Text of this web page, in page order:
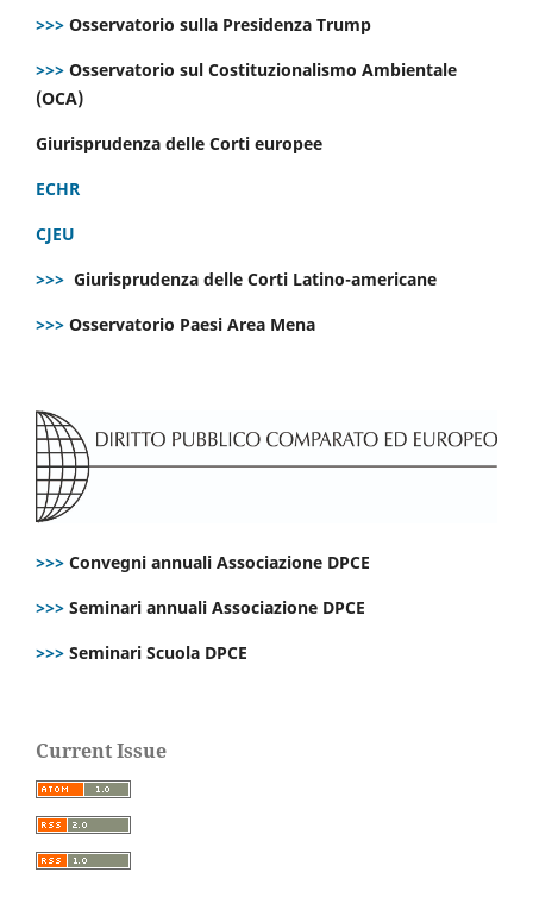
>>> Osservatorio sulla Presidenza Trump
>>> Osservatorio sul Costituzionalismo Ambientale
(OCA)
Giurisprudenza delle Corti europee
ECHR
CJEU
>>> Giurisprudenza delle Corti Latino-americane
>>> Osservatorio Paesi Area Mena
>>> Convegni annuali Associazione DPCE
>>> Seminari annuali Associazione DPCE
>>> Seminari Scuola DPCE
Current Issue